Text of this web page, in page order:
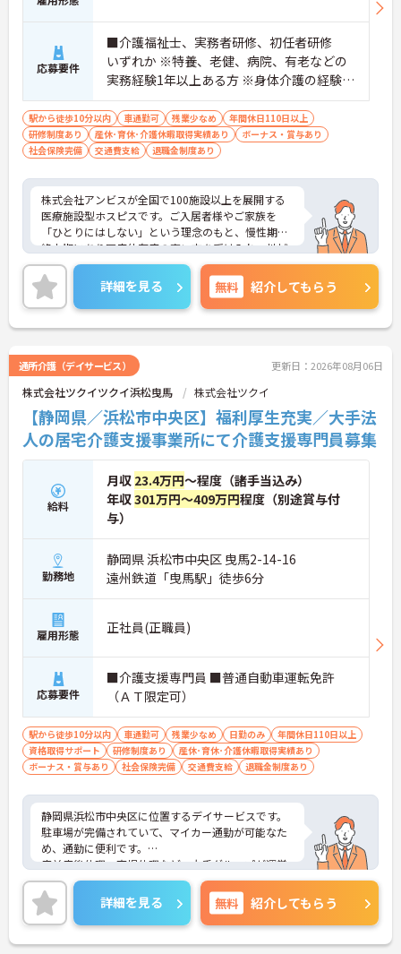
負担が減ります
・介護スタッフと看護スタッフの比率が1対1で相談
しやすく、初任者研修や実務者研修からでも着実に
専門性を高められます
＜残業月7時間以下で身体の負担を軽減！＞
・常勤で働くスタッフの比率が90パーセント以上と
高く、急なシフト変更や無理な長時間勤務が発生し
にくい人員体制です
・訪問スケジュールに沿って施設内でのケアを行う
ため、月平均の残業時間は5時間から7時間程度とか
・夜勤明けの翌日は原則としてお休みとなるシフト
編成が組まれており、しっかりと休息を取りながら
長期的な就業が可能です
＜評価制度でキャリアアップ＞
・介護福祉士や初任者研修などの資格や実務経験、
夜勤回数がしっかりと給与に反映されるためモチベ
ーションを維持できます
・年次を問わずリーダーや主任などのマネジメント
職へ昇格する事例も多数あり、腰を据えて長期的な
キャリア形成が可能です
応募要件
■介護福祉士、実務者研修、初任者研修
いずれか ※特養、老健、病院、有老などの
実務経験1年以上ある方 ※身体介護の経験年
以上ある方、機械浴の使用の経験のある方
歓迎
駅から徒歩10分以内 車通勤可 残業少なめ
年間休日110日以上
研修制度あり
産休･育休･介護休暇取得実績あり
ボーナス・賞与あり
社会保険完備
交通費支給 退職金制度あり
株式会社アンビスが全国で100施設以上を展開する
医療施設型ホスピスです。ご入居者様やご家族を
「ひとりにはしない」という理念のもと、慢性期や
終末期にあり医療依存度の高い方を受け入れ、地域
医療を支える社会的意義の高い事業を推進していま
す。現場には看護師が24時間常駐しています。急変
時の対応や医療行為は看護師が担当するため、初任
者研修や実務者研修の方も食事介助や入浴介助など
の生活を支えるケアに専念できる環境です。多職種
連携の体制がしっかりと整っています。働き方の面
では、夜勤明けの翌日が原則として公休となるほ
か、月平均の残業時間も5時間から7時間程度とかな
り少なめです。常勤スタッフの比率が90パーセント
を超えているため急な勤務変更が発生しにくく、あ
らかじめ決められた訪問予定表に沿って規則正しく
働けます。入職後は現場スタッフによるお一人おひ
とりに合わせた個別のOJT研修が実施されます。eラ
ーニングも導入されており、多職種と連携しながら
専門性を着実に深めていける環境が用意されていま
★おすすめPOINT★
＜個別ＯＪＴとチーム連携で着実に成長！＞
・入職後はお一人おひとりの習熟度に合わせた個別
のＯＪＴ研修を実施し、ｅラーニングを用いた学習
の機会も提供されます
・施設内には看護師が24時間常駐しており、急変時
・介護スタッフと看護スタッフの比率が1対1で相談
しやすく、初任者研修や実務者研修からでも着実に
専門性を高められます
＜残業月7時間以下で身体の負担を軽減！＞
・常勤で働くスタッフの比率が90パーセント以上と
高く、急なシフト変更や無理な長時間勤務が発生し
にくい人員体制です
・訪問スケジュールに沿って施設内でのケアを行う
ため、月平均の残業時間は5時間から7時間程度とか
なり少なめに抑えられます
・夜勤明けの翌日は原則としてお休みとなるシフト
編成が組まれており、しっかりと休息を取りながら
＜評価制度でキャリアアップ＞
・介護福祉士や初任者研修などの資格や実務経験、
夜勤回数がしっかりと給与に反映されるためモチベ
ーションを維持できます
詳細を見る 無料 紹介してもらう
通所介護（デイサービス） 更新日：2026年08月06日
株式会社ツクイツクイ浜松曳馬 株式会社ツクイ
【静岡県／浜松市中央区】福利厚生充実／大手法
人の居宅介護支援事業所にて介護支援専門員募集
給料
月収 23.4万円～程度（諸手当込み）
年収301万円～409万円程度（別途賞与付
与）
勤務地
静岡県 浜松市中央区 曳馬2-14-16
遠州鉄道「曳馬駅」徒歩6分
雇用形態 正社員(正職員)
応募要件
■介護支援専門員 ■普通自動車運転免許
（ＡＴ限定可）
駅から徒歩10分以内 車通勤可 残業少なめ 日勤のみ
年間休日110日以上
資格取得サポート
研修制度あり
産休･育休･介護休暇取得実績あり
ボーナス・賞与あり
社会保険完備 交通費支給 退職金制度あり
静岡県浜松市中央区に位置するデイサービスです。
駐車場が完備されていて、マイカー通勤が可能なた
め、通勤に便利です。
産前産後休暇、育児休暇など、大手グループが運営
する施設のため、福利厚生も非常に充実しておりま
す！
未経験の方でも丁寧に指導・研修制度も整っており
ますので安心して働ける環境です。
ご興味をお持ちの方には、詳細の情報や面接のポイ
詳細を見る 無料 紹介してもらう